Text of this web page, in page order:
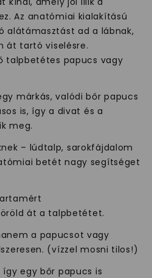
Az anatómiai kialakítású
alátámasztást ad a lábnak,
át tartó viselésre.
talpbetétes papucs vagy
márkás, valódi bőr papucs
is, így a divat és a
meg.
– lúdtalp, sarokfájdalom
betét nagy segítséget
át a talpbetétet.
a papucsot vagy
(vízzel mosni tilos!)
egy bőr papucs is